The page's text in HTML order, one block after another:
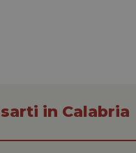
in Calabria
e l'accesso alle